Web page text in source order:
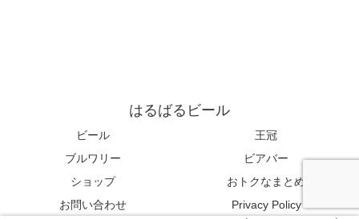
はるばるビール
ビール
王冠
ブルワリー
ビアバー
ショップ
おトクなまとめ
お問い合わせ
Privacy Policy